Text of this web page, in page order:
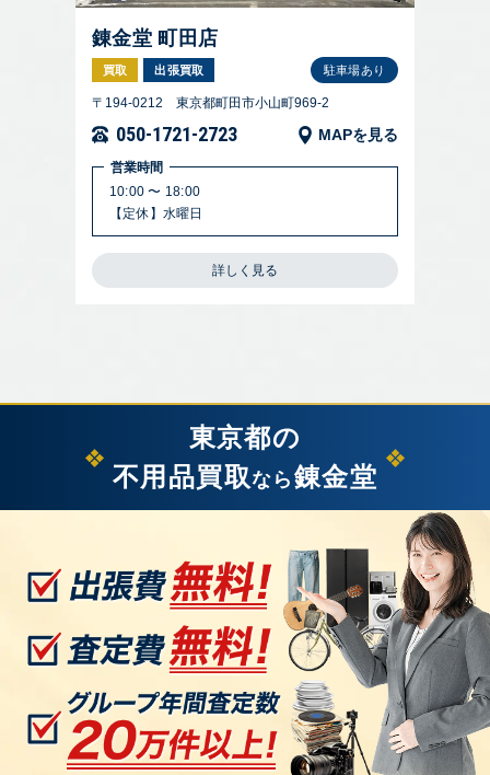
錬金堂 町田店
買取 出張買取 駐車場あり
〒194-0212 東京都町田市小山町969-2
050-1721-2723 MAPを見る
営業時間
10:00 〜 18:00
【定休】水曜日
詳しく見る
東京都の
不用品買取なら 錬金堂